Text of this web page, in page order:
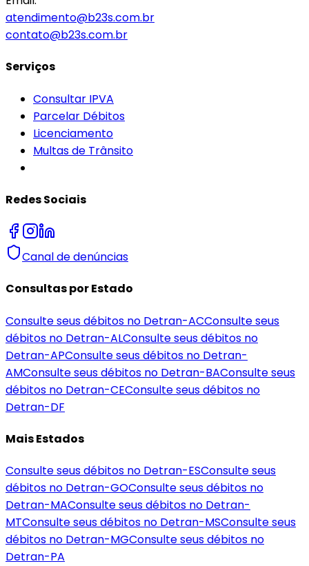
atendimento@b23s.com.br
contato@b23s.com.br
Serviços
Consultar IPVA
Parcelar Débitos
Licenciamento
Multas de Trânsito
Redes Sociais
Canal de denúncias
Consultas por Estado
Consulte seus débitos no Detran-ACConsulte seus
débitos no Detran-ALConsulte seus débitos no
Detran-APConsulte seus débitos no Detran-
AMConsulte seus débitos no Detran-BAConsulte seus
débitos no Detran-CEConsulte seus débitos no
Detran-DF
Mais Estados
Consulte seus débitos no Detran-ESConsulte seus
débitos no Detran-GOConsulte seus débitos no
Detran-MAConsulte seus débitos no Detran-
MTConsulte seus débitos no Detran-MSConsulte seus
débitos no Detran-MGConsulte seus débitos no
Detran-PA